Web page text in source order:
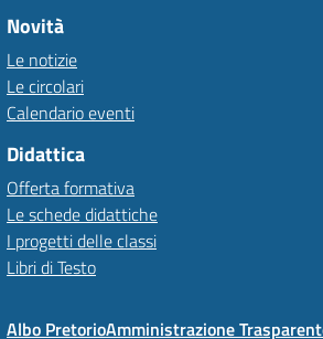
Novità
Le notizie
Le circolari
Calendario eventi
Didattica
Offerta formativa
Le schede didattiche
I progetti delle classi
Libri di Testo
Albo PretorioAmministrazione